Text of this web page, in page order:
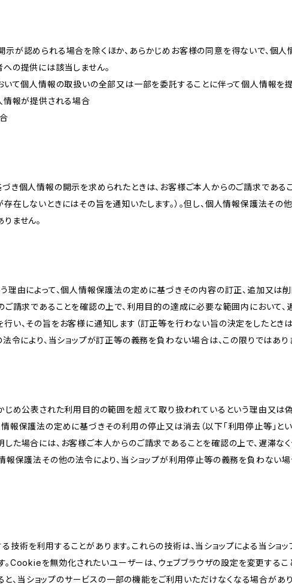
示が認められる場合を除くほか、あらかじめお客様の同意を得ないで、個
の提供には該当しません。
いて個人情報の取扱いの全部又は一部を委託することに伴って個人情報を
情報が提供される場合
き個人情報の開示を求められたときは、お客様ご本人からのご請求である
在しないときにはその旨を通知いたします。）。但し、個人情報保護法その
ません。
理由によって、個人情報保護法の定めに基づきその内容の訂正、追加又は削
ご請求であることを確認の上で、利用目的の達成に必要な範囲内において
い、その旨をお客様に通知します（訂正等を行わない旨の決定をしたとき
令により、当ショップが訂正等の義務を負わない場合は、この限りではあり
じめ公表された利用目的の範囲を超えて取り扱われているという理由又は
報保護法の定めに基づきその利用の停止又は消去（以下「利用停止等」とい
た場合には、お客様ご本人からのご請求であることを確認の上で、遅滞な
報保護法その他の法令により、当ショップが利用停止等の義務を負わない場
技術を利用することがあります。これらの技術は、当ショップによる当ショ
。Cookieを無効化されたいユーザーは、ウェブブラウザの設定を変更する
、当ショップのサービスの一部の機能をご利用いただけなくなる場合があり